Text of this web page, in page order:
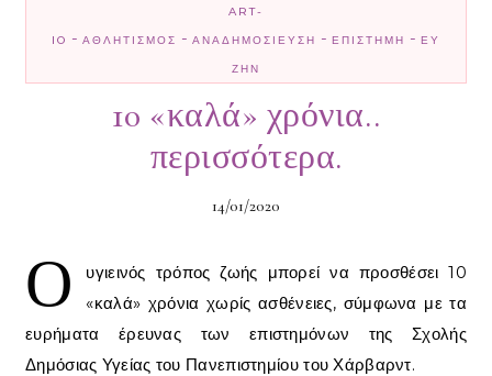
ART-
IO - ΑΘΛΗΤΙΣΜΌΣ - ΑΝΑΔΗΜΟΣΊΕΥΣΗ - ΕΠΙΣΤΉΜΗ - ΕΥ
ΖΗΝ
10 «καλά» χρόνια..
περισσότερα.
14/01/2020
Ο
υγιεινός τρόπος ζωής μπορεί να προσθέσει 10
«καλά» χρόνια χωρίς ασθένειες, σύμφωνα με τα
ευρήματα έρευνας των επιστημόνων της Σχολής
Δημόσιας Υγείας του Πανεπιστημίου του Χάρβαρντ.